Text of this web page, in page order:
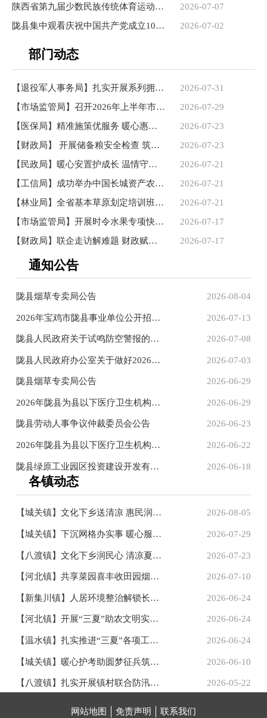
陕西省第九届少数民族传统体育运动会在陇县开幕
2026-07-07
陇县集中观看庆祝中国共产党成立105周年大会直播
2026-07-02
部门动态
【退役军人事务局】扎实开展系列拥军优属活动
2026-07-31
【市场监管局】召开2026年上半年市场监管工作交流会
2026-07-29
【医保局】精准施策优服务 暖心惠民护民生
2026-07-23
【财政局】 开展储备粮安全检查 筑牢粮食安全底线
2026-07-23
【民政局】暖心安置护成长 温情守护伴童心
2026-07-21
【工信局】成功举办中国长城资产农村电商专题培训班
2026-07-21
【林业局】全省基本草原划定培训班在陇县举办
2026-07-21
【市场监管局】开展时令水果专项快检守护群众 “果盘子” 安全
2026-07-17
【财政局】联企走访解难题 财政赋能促发展
2026-07-17
通知公告
陇县烟草专卖局公告 2026-08-04
2026年宝鸡市陇县事业单位公开招聘（募）工作人员拟聘用人员... 2026-07-13
陇县人民政府关于试鸣防空警报的公告 2026-07-08
陇县人民政府办公室关于做好2026年大学生到政府机关见习工作... 2026-07-03
陇县烟草专卖局公告 2026-06-29
2026年陇县为县以下医疗卫生机构定向招聘医学类毕业生各项成... 2026-06-29
陇县劳动人事争议仲裁委员会公告 2026-06-23
2026年陇县为县以下医疗卫生机构定向招聘医学类毕业生面试公告 2026-06-22
陇县绿原工业园区投资建设开发有限责任公司关于公开招聘董事... 2026-06-18
各镇动态
【城关镇】文化下乡送清凉 惠民润心促振兴 2026-08-05
【城关镇】下沉网格办实事 暖心服务进家门 2026-07-29
【八渡镇】文化下乡润民心 清凉夏夜聚民力 2026-07-23
【河北镇】共享菜园喜丰收田园烟火助振兴 2026-07-10
【新集川镇】人居环境整治解锁长效“幸福密码” 2026-06-24
【河北镇】开展“三夏”助农文明实践活动 2026-06-24
【温水镇】扎实推进“三夏”各项工作 筑牢粮食丰收根基 2026-06-24
【城关镇】暖心护考助圆梦征兵筑梦启新程 2026-06-10
【八渡镇】扎实开展镇村联合防汛应急演练 2026-05-22
网站地图 免责声明 联系我们